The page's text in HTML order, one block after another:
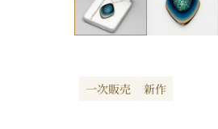
一次販売 新作